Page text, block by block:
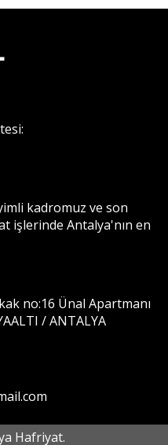
kadromuz ve son
işlerinde Antalya'nın en
no:16 Ünal Apartmanı
/ ANTALYA
Hafriyat.